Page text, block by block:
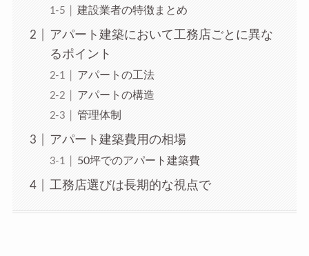
建設業者の特徴まとめ
アパート建築において工務店ごとに異な
るポイント
アパートの工法
アパートの構造
管理体制
アパート建築費用の相場
50坪でのアパート建築費
工務店選びは長期的な視点で